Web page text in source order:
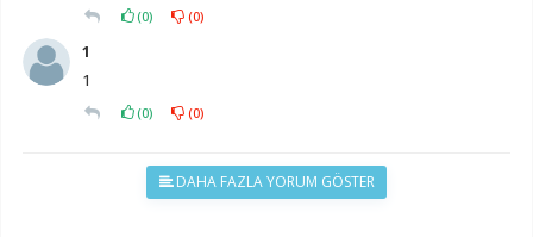
(0) (0)
1
1
(0) (0)
DAHA FAZLA YORUM GÖSTER